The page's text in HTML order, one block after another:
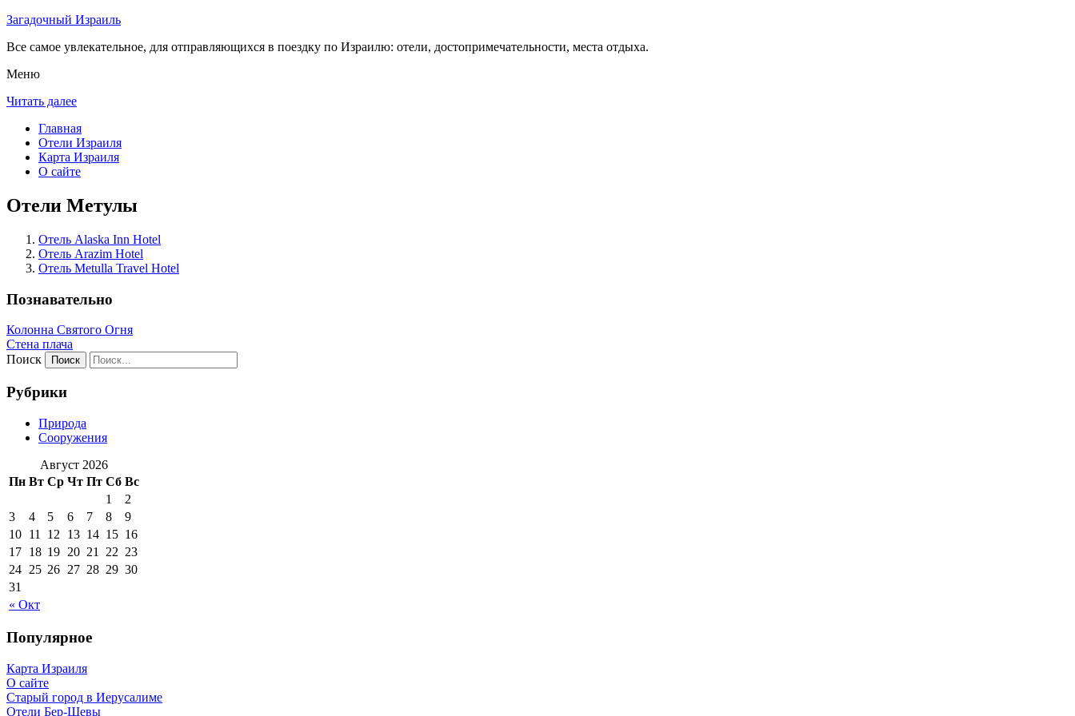
Загадочный Израиль
Все самое увлекательное, для отправляющихся в поездку по Израилю: отели, достопримечательности, места отдыха.
Меню
Читать далее
Главная
Отели Израиля
Карта Израиля
О сайте
Отели Метулы
Отель Alaska Inn Hotel
Отель Arazim Hotel
Отель Metulla Travel Hotel
Познавательно
Колонна Святого Огня
Стена плача
Поиск
Рубрики
Природа
Сооружения
Август 2026
Пн Вт Ср Чт Пт Сб Вс
« Окт
1
2
3
4 5 6 7 8
9
10 11 12 13 14 15 16
17 18 19 20 21 22 23
24 25 26 27 28 29 30
31
Популярное
Карта Израиля
О сайте
Старый город в Иерусалиме
Отели Бер-Шевы